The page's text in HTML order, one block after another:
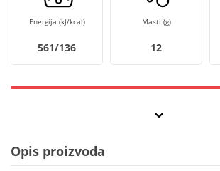
Energija (kJ/kcal)
561/136
Masti (g)
12
Opis proizvoda